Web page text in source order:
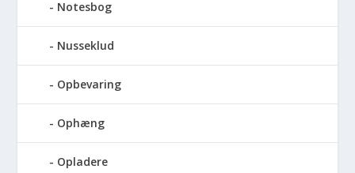
Notesbog
Nusseklud
Opbevaring
Ophæng
Opladere